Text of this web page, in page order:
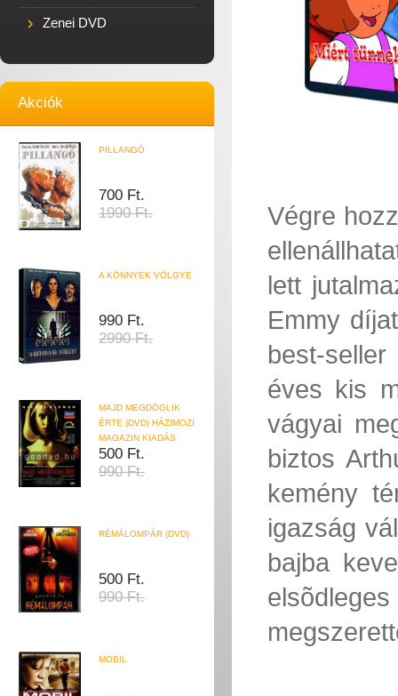
Zenei DVD
Akciók
PILLANGÓ
700 Ft.
1990 Ft.
A KÖNNYEK VÖLGYE
990 Ft.
2990 Ft.
MAJD MEGDÖGLIK
ÉRTE (DVD) HÁZIMOZI
MAGAZIN KIADÁS
500 Ft.
990 Ft.
RÉMÁLOMPÁR (DVD)
500 Ft.
990 Ft.
MOBIL
Végre
lett
Emmy
best-
éves kis
vágyai
biztos
kemény
igazság
bajba